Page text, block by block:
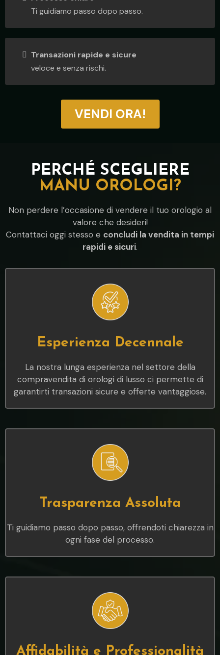
Ti guidiamo passo dopo passo.
Transazioni rapide e sicure
veloce e senza rischi.
VENDI ORA!
PERCHÉ SCEGLIERE
MANU OROLOGI?
Non perdere l’occasione di vendere il tuo orologio al
valore che desideri!
Contattaci oggi stesso e concludi la vendita in tempi
rapidi e sicuri.
Esperienza Decennale
La nostra lunga esperienza nel settore della
compravendita di orologi di lusso ci permette di
garantirti transazioni sicure e offerte vantaggiose.
Trasparenza Assoluta
Ti guidiamo passo dopo passo, offrendoti chiarezza in
ogni fase del processo.
Affidabilità e Professionalità